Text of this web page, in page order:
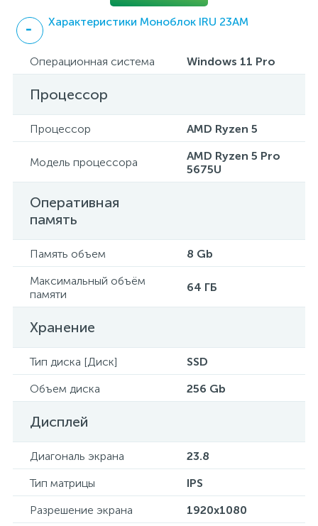
Характеристики Моноблок IRU 23AM
Операционная система Windows 11 Pro
Процессор
Процессор AMD Ryzen 5
Модель процессора
AMD Ryzen 5 Pro
5675U
Оперативная
память
Память объем
8 Gb
Максимальный объём
памяти
64 ГБ
Хранение
Тип диска [Диск]
SSD
Объем диска
256 Gb
Дисплей
Диагональ экрана
23.8
Тип матрицы
IPS
Разрешение экрана
1920x1080